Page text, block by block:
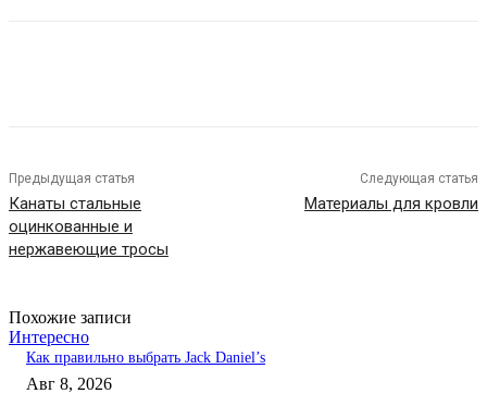
Предыдущая статья
Канаты стальные
оцинкованные и
нержавеющие тросы
Следующая статья
Материалы для кровли
Похожие записи
Интересно
Как правильно выбрать Jack Daniel’s
Авг 8, 2026